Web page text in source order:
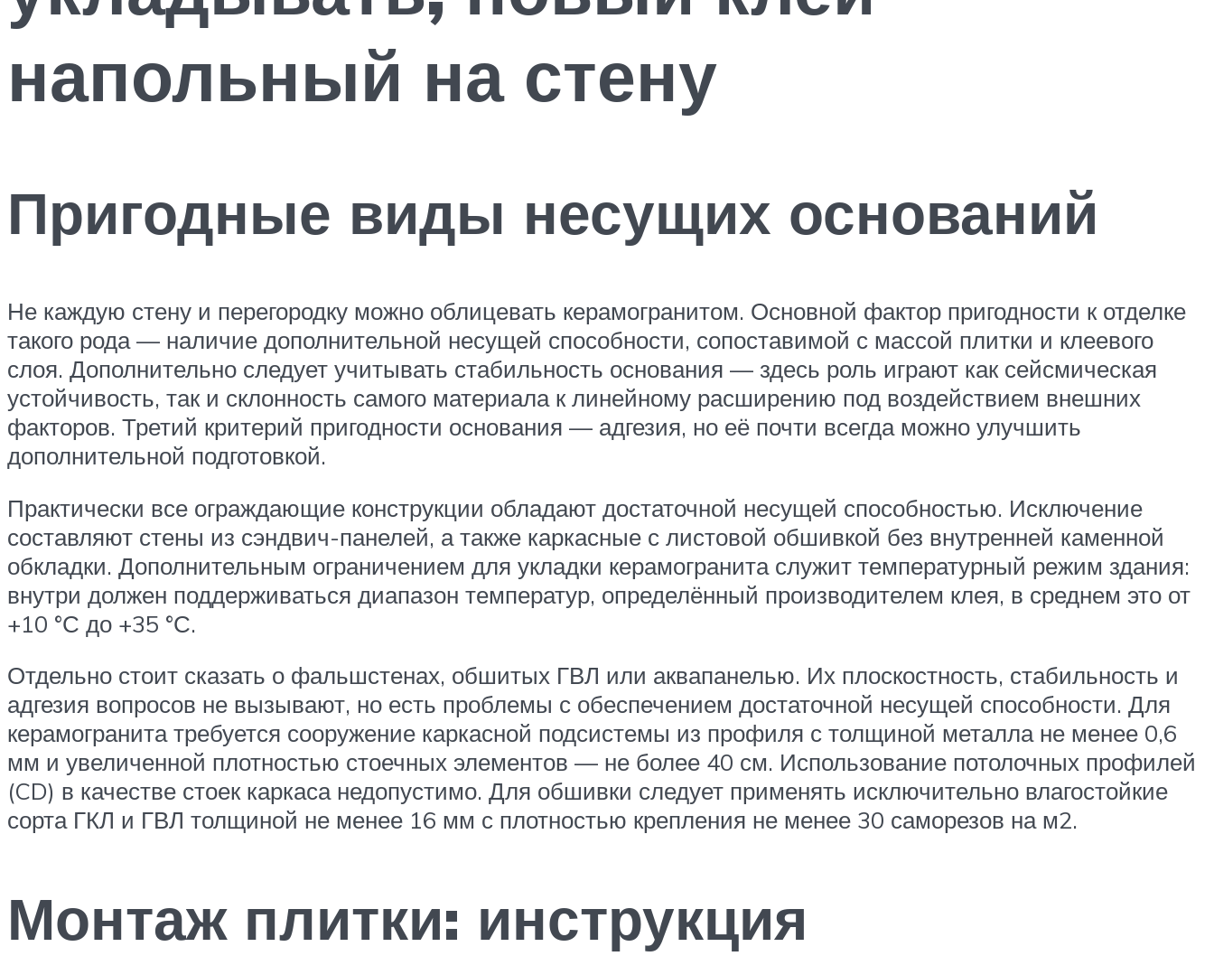
напольный на стену
Пригодные виды несущих оснований
Не каждую стену и перегородку можно облицевать керамогранитом. Основной фактор пригодности к отделке
такого рода — наличие дополнительной несущей способности, сопоставимой с массой плитки и клеевого
слоя. Дополнительно следует учитывать стабильность основания — здесь роль играют как сейсмическая
устойчивость, так и склонность самого материала к линейному расширению под воздействием внешних
факторов. Третий критерий пригодности основания — адгезия, но её почти всегда можно улучшить
дополнительной подготовкой.
Практически все ограждающие конструкции обладают достаточной несущей способностью. Исключение
составляют стены из сэндвич-панелей, а также каркасные с листовой обшивкой без внутренней каменной
обкладки. Дополнительным ограничением для укладки керамогранита служит температурный режим здания:
внутри должен поддерживаться диапазон температур, определённый производителем клея, в среднем это от
+10 °С до +35 °С.
Отдельно стоит сказать о фальшстенах, обшитых ГВЛ или аквапанелью. Их плоскостность, стабильность и
адгезия вопросов не вызывают, но есть проблемы с обеспечением достаточной несущей способности. Для
керамогранита требуется сооружение каркасной подсистемы из профиля с толщиной металла не менее 0,6
мм и увеличенной плотностью стоечных элементов — не более 40 см. Использование потолочных профилей
(CD) в качестве стоек каркаса недопустимо. Для обшивки следует применять исключительно влагостойкие
сорта ГКЛ и ГВЛ толщиной не менее 16 мм с плотностью крепления не менее 30 саморезов на м2.
Монтаж плитки: инструкция